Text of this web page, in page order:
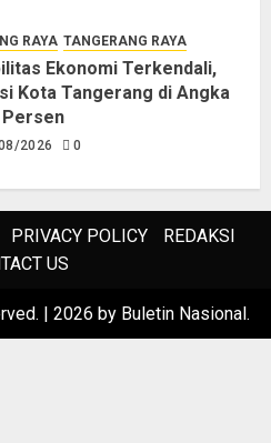
RAYA TANGERANG RAYA
Ekonomi Terkendali,
Kota Tangerang di Angka
Persen
2026 0
PRIVACY POLICY
REDAKSI
US
2026 by Buletin Nasional.